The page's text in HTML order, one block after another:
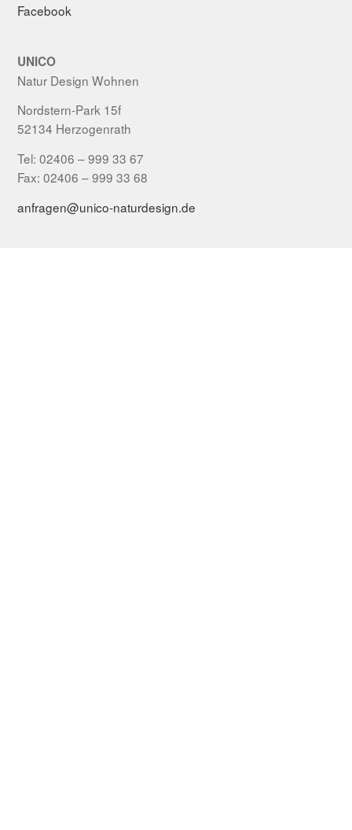
Facebook
UNICO
Natur Design Wohnen
Nordstern-Park 15f
52134 Herzogenrath
Tel: 02406 – 999 33 67
Fax: 02406 – 999 33 68
anfragen@unico-naturdesign.de